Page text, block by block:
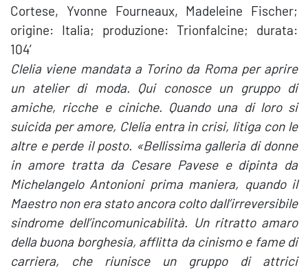
Cortese, Yvonne Fourneaux, Madeleine Fischer;
origine: Italia; produzione: Trionfalcine; durata:
104′
Clelia viene mandata a Torino da Roma per aprire
un atelier di moda. Qui conosce un gruppo di
amiche, ricche e ciniche. Quando una di loro si
suicida per amore, Clelia entra in crisi, litiga con le
altre e perde il posto. «Bellissima galleria di donne
in amore tratta da Cesare Pavese e dipinta da
Michelangelo Antonioni prima maniera, quando il
Maestro non era stato ancora colto dall’irreversibile
sindrome dell’incomunicabilità. Un ritratto amaro
della buona borghesia, afflitta da cinismo e fame di
carriera, che riunisce un gruppo di attrici